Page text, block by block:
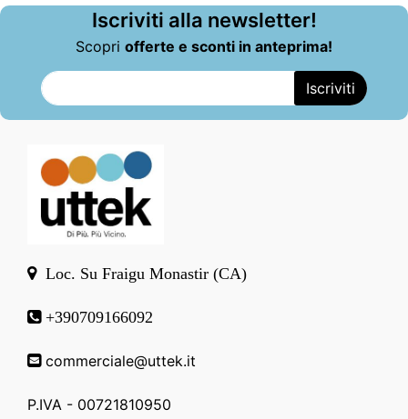
Iscriviti alla newsletter!
Scopri offerte e sconti in anteprima!
Loc. Su Fraigu Monastir (CA)
+390709166092
commerciale@uttek.it
P.IVA - 00721810950